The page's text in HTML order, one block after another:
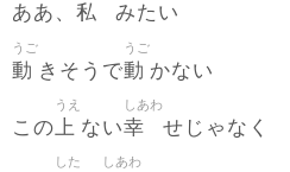
ああ、 私 みたい
動
うご
きそうで動
うご
かない
この上
うえ
ない幸
しあわ
せじゃなく
した しあわ